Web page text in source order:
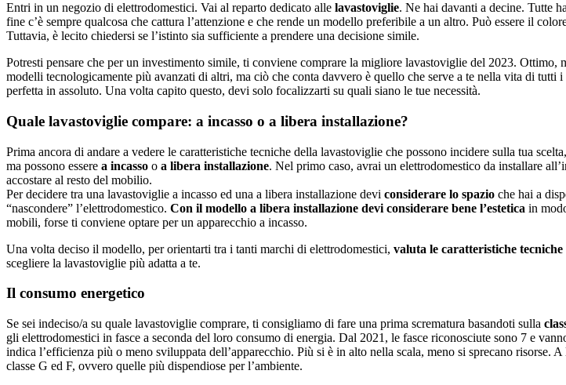
Entri in un negozio di elettrodomestici. Vai al reparto dedicato alle lavastoviglie. Ne hai davanti a decine. Tutte
fine c’è sempre qualcosa che cattura l’attenzione e che rende un modello preferibile a un altro. Può essere il
Tuttavia, è lecito chiedersi se l’istinto sia sufficiente a prendere una decisione simile.
Potresti pensare che per un investimento simile, ti conviene comprare la migliore lavastoviglie del 2023.
modelli tecnologicamente più avanzati di altri, ma ciò che conta davvero è quello che serve a te nella vita di tutti
perfetta in assoluto. Una volta capito questo, devi solo focalizzarti su quali siano le tue necessità.
Quale lavastoviglie compare: a incasso o a libera installazione?
Prima ancora di andare a vedere le caratteristiche tecniche della lavastoviglie che possono incidere sulla tua
ma possono essere a incasso o a libera installazione. Nel primo caso, avrai un elettrodomestico da installare
accostare al resto del mobilio.
Per decidere tra una lavastoviglie a incasso ed una a libera installazione devi considerare lo spazio che hai a
“nascondere” l’elettrodomestico. Con il modello a libera installazione devi considerare bene l’estetica in
mobili, forse ti conviene optare per un apparecchio a incasso.
Una volta deciso il modello, per orientarti tra i tanti marchi di elettrodomestici, valuta le caratteristiche
scegliere la lavastoviglie più adatta a te.
Il consumo energetico
Se sei indeciso/a su quale lavastoviglie comprare, ti consigliamo di fare una prima scrematura basandoti sulla
gli elettrodomestici in fasce a seconda del loro consumo di energia. Dal 2021, le fasce riconosciute sono 7 e
indica l’efficienza più o meno sviluppata dell’apparecchio. Più si è in alto nella scala, meno si sprecano
classe G ed F, ovvero quelle più dispendiose per l’ambiente.